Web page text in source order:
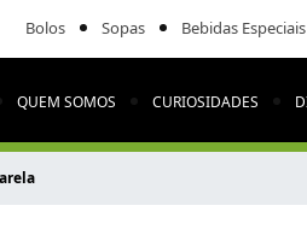
Bolos Sopas Bebidas Especiais
QUEM SOMOS CURIOSIDADES